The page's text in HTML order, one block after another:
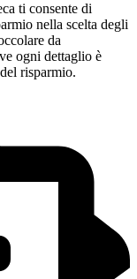
ti consente di
nella scelta degli
da
ogni dettaglio è
risparmio.